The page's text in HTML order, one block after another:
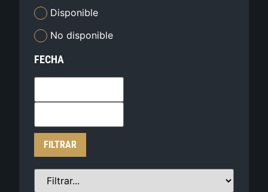
Disponible
No disponible
FECHA
FILTRAR